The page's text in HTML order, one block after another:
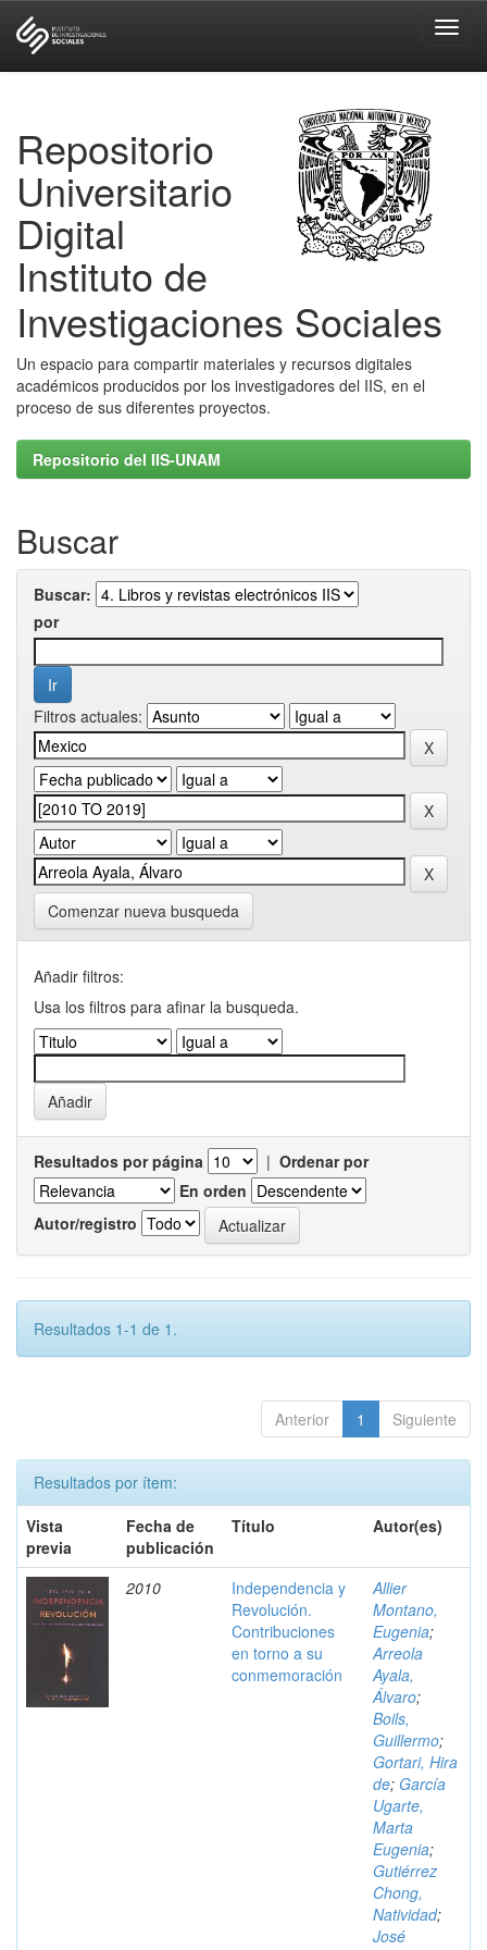
Repositorio
Universitario
Digital
Instituto de
Investigaciones Sociales
Un espacio para compartir materiales y recursos digitales
académicos producidos por los investigadores del IIS, en el
proceso de sus diferentes proyectos.
Repositorio del IIS-UNAM
Buscar
Buscar:
por
Filtros actuales:
Comenzar nueva busqueda
Añadir filtros:
Usa los filtros para afinar la busqueda.
Resultados por página | Ordenar por
En orden
Autor/registro
Resultados 1-1 de 1.
Anterior 1 Siguiente
Resultados por ítem:
Vista
previa
Fecha de
publicación
Título Autor(es)
2010
Independencia y
Revolución.
Contribuciones
en torno a su
conmemoración
Allier
Montano,
Eugenia;
Arreola
Ayala,
Álvaro;
Boils,
Guillermo;
Gortari, Hira
de; García
Ugarte,
Marta
Eugenia;
Gutiérrez
Chong,
Natividad;
José